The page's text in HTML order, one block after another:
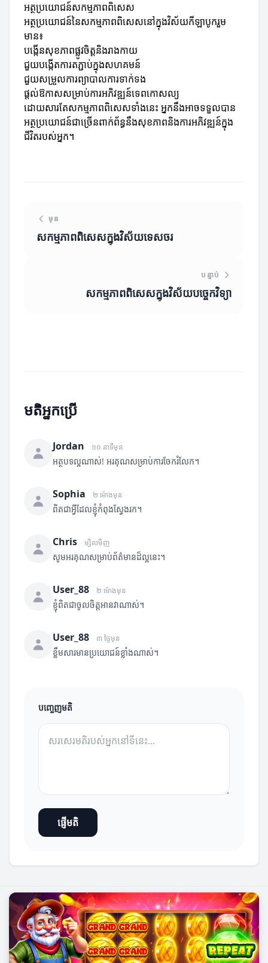
អត្ថប្រយោជន៍សកម្មភាពពិសេស
អត្ថប្រយោជន៍នៃសកម្មភាពពិសេសនៅក្នុងវិស័យកីឡាបូករួម
មាន៖
បង្កើនសុខភាពផ្លូវចិត្តនិងរាងកាយ
ជួយបង្កើតការតភ្ជាប់ក្នុងសហគមន៍
ជួយសម្រួលការព្យាបាលការទាក់ទង
ផ្តល់ឱកាសសម្រាប់ការអភិវឌ្ឍន៍ទេពកោសល្យ
ដោយសារតែសកម្មភាពពិសេសទាំងនេះ អ្នកនឹងអាចទទួលបាន
អត្ថប្រយោជន៍ជាច្រើនពាក់ព័ន្ធនឹងសុខភាពនិងការអភិវឌ្ឍន៍ក្នុង
ជីវិតរបស់អ្នក។
មុន
សកម្មភាពពិសេសក្នុងវិស័យទេសចរ
បន្ទាប់
សកម្មភាពពិសេសក្នុងវិស័យបច្ចេកវិទ្យា
មតិអ្នកប្រើ
Jordan ១០ នាទីមុន
អត្ថបទល្អណាស់! អរគុណសម្រាប់ការចែករំលែក។
Sophia ២ ម៉ោងមុន
ពិតជាអ្វីដែលខ្ញុំកំពុងស្វែងរក។
Chris ម្សិលមិញ
សូមអរគុណសម្រាប់ព័ត៌មានដ៏ល្អនេះ។
User_88 ២ ម៉ោងមុន
ខ្ញុំពិតជាចូលចិត្តអានវាណាស់។
User_88 ៣ ថ្ងៃមុន
ខ្លឹមសារមានប្រយោជន៍ខ្លាំងណាស់។
បញ្ចេញមតិ
ផ្ញើមតិ